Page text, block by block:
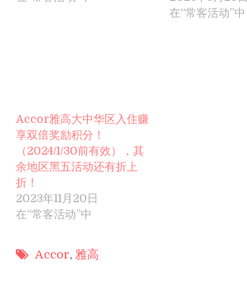
在“常客活动”中
Accor雅高大中华区入住赚
享双倍奖励积分！
（2024/1/30前有效），其
余地区黑五活动还有折上
折！
2023年11月20日
在“常客活动”中
Accor, 雅高